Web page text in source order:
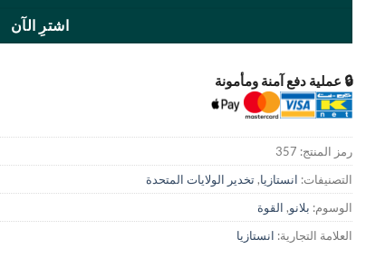
اشترِ الآن
🔒 عملية دفع آمنة ومأمونة
رمز المنتج: 357
التصنيفات: انستازيا,تخدير الولايات المتحدة
الوسوم: بلانو, القوة
العلامة التجارية: انستازيا